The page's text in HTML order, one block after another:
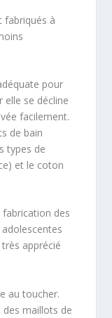
fabriqués à
pour
elle se décline
facilement.
de bain
types de
et le coton
des
apprécié
au toucher.
maillots de